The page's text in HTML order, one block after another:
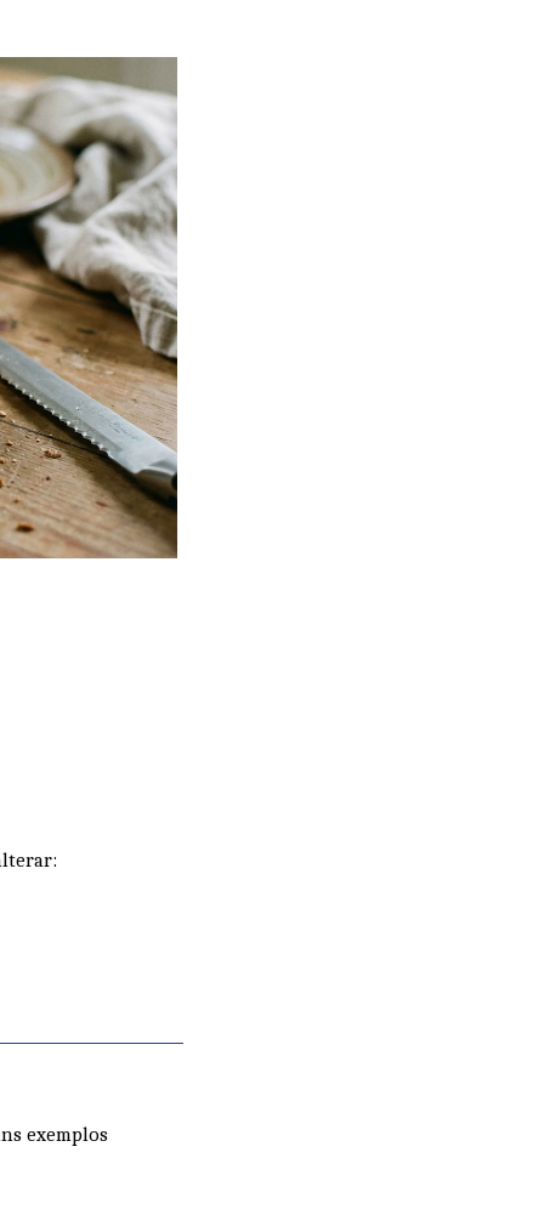
exemplos